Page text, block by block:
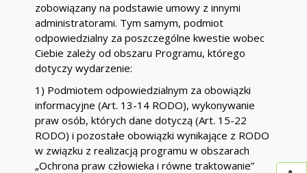
zobowiązany na podstawie umowy z innymi
administratorami. Tym samym, podmiot
odpowiedzialny za poszczególne kwestie wobec
Ciebie zależy od obszaru Programu, którego
dotyczy wydarzenie:
1) Podmiotem odpowiedzialnym za obowiązki
informacyjne (Art. 13-14 RODO), wykonywanie
praw osób, których dane dotyczą (Art. 15-22
RODO) i pozostałe obowiązki wynikające z RODO
w związku z realizacją programu w obszarach
„Ochrona praw człowieka i równe traktowanie”